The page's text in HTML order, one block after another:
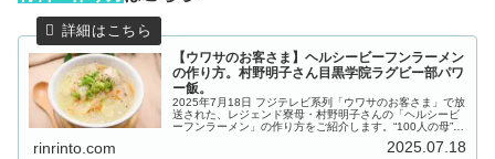
【ウワサのお客さま】ヘルシービーフンラーメン
の作り方。村野明子さん目黒学院ラグビー部パワ
ー飯。
2025年7月18日 フジテレビ系列「ウワサのお客さま」で放
送された、レジェンド寮母・村野明子さんの「ヘルシービ
ーフンラーメン」の作り方をご紹介します。“100人の母”こ
rinrinto.com 2025.07.18